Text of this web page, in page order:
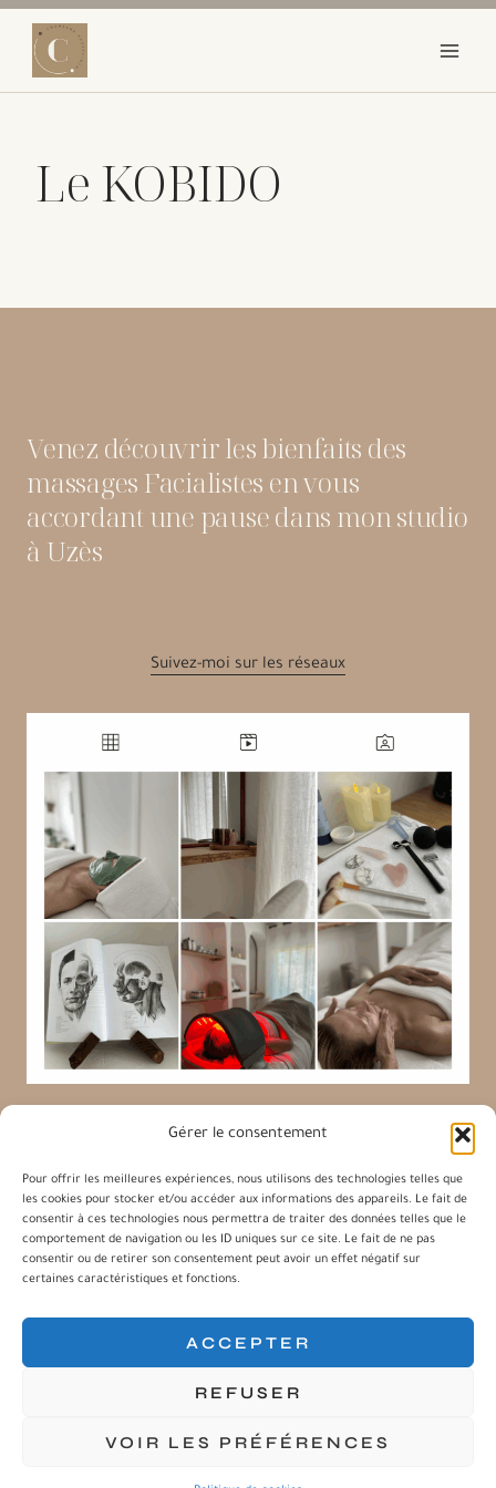
Gérer le consentement
Pour offrir les meilleures expériences, nous utilisons des technologies telles que
les cookies pour stocker et/ou accéder aux informations des appareils. Le fait de
consentir à ces technologies nous permettra de traiter des données telles que le
comportement de navigation ou les ID uniques sur ce site. Le fait de ne pas
consentir ou de retirer son consentement peut avoir un effet négatif sur
certaines caractéristiques et fonctions.
ACCEPTER
REFUSER
VOIR LES PRÉFÉRENCES
Aller
contenu
Le KOBIDO
Venez découvrir les bienfaits des
massages Facialistes en vous
accordant une pause dans mon studio
à Uzès
Suivez-moi sur les réseaux
Charlène Facialiste
Les Massages du visage
Contact
Blog
· SITE RÉALISÉE PAR